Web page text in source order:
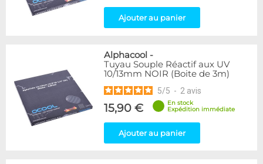
Ajouter au panier
Alphacool -
Tuyau Souple Réactif aux UV
10/13mm NOIR (Boite de 3m)
5/5 - 2 avis
15,90 €
En stock
Expédition immédiate
Ajouter au panier